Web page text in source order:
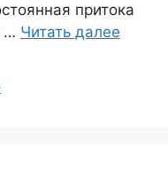
притока
… Читать далее